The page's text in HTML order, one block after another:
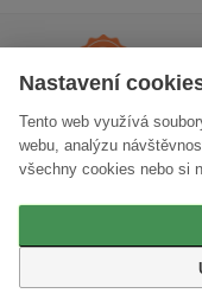
Nastavení
Tento web využívá
webu, analýzu
všechny cookies nebo si
2 roky záruky na vše
©